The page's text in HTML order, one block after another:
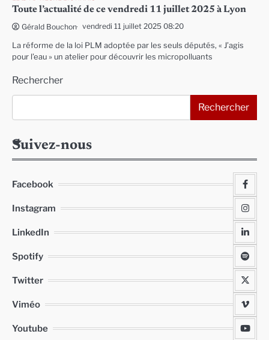
Toute l’actualité de ce vendredi 11 juillet 2025 à Lyon
Gérald Bouchon vendredi 11 juillet 2025 08:20
La réforme de la loi PLM adoptée par les seuls députés, « J’agis
pour l’eau » un atelier pour découvrir les micropolluants
Rechercher
Rechercher
Suivez-nous
Facebook
Instagram
LinkedIn
Spotify
Twitter
Viméo
Youtube